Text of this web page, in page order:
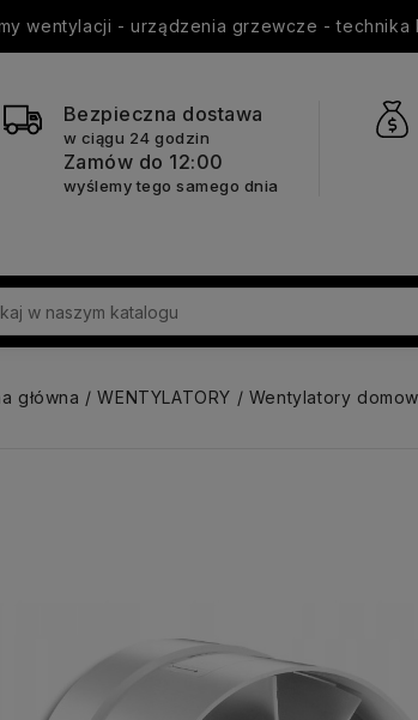
wentylacji - urządzenia grzewcze - technika
Bezpieczna dostawa
w ciągu 24 godzin
Zamów do 12:00
wyślemy tego samego dnia
główna WENTYLATORY Wentylatory